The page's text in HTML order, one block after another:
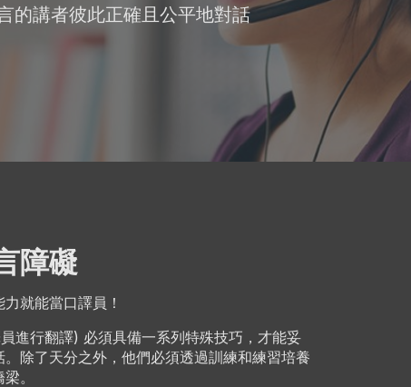
的講者彼此正確且公平地對話
障礙
就能當口譯員！
進行翻譯) 必須具備一系列特殊技巧，才能妥
除了天分之外，他們必須透過訓練和練習培養
。